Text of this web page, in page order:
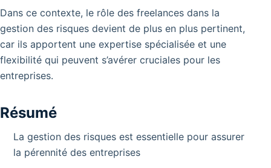
Dans ce contexte, le rôle des freelances dans la
gestion des risques devient de plus en plus pertinent,
car ils apportent une expertise spécialisée et une
flexibilité qui peuvent s’avérer cruciales pour les
entreprises.
Résumé
La gestion des risques est essentielle pour assurer
la pérennité des entreprises